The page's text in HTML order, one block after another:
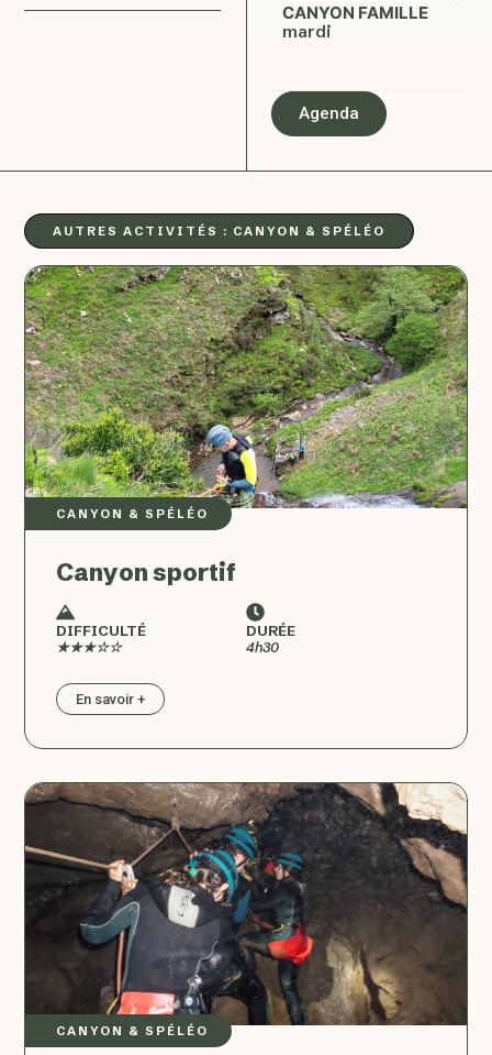
CANYON FAMILLE
mardi
Agenda
AUTRES ACTIVITÉS : CANYON & SPÉLÉO
CANYON & SPÉLÉO
Canyon sportif
DIFFICULTÉ
★★★☆☆
DURÉE
4h30
En savoir +
CANYON & SPÉLÉO